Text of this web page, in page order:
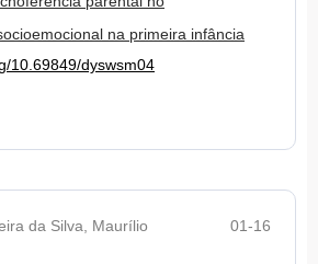
na primeira infância
10.69849/dyswsm04
da Silva, Maurílio
01-16